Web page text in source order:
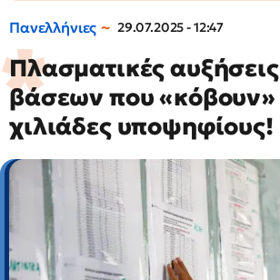
Πανελλήνιες 29.07.2025 - 12:47
Πλασματικές αυξήσεις
βάσεων που «κόβουν»
χιλιάδες υποψηφίους!